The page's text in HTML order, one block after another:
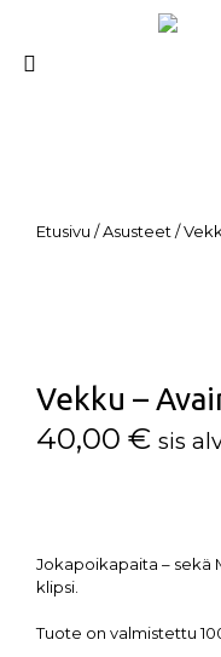
Etusivu /Asusteet /
Vekku –
40,00 € sis
Jokapoikapaita – sekä
klipsi.
Tuote on valmistettu